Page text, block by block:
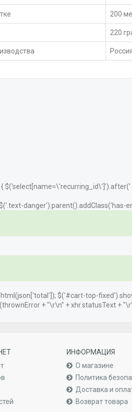
200
220
$('select[name=\'recurring_id\']').after('
$('#cart-top-
+ "\r\n" + xhr.statusText +
ИНФОРМАЦИЯ
О магазине
Политика
Доставка и
Возврат товара